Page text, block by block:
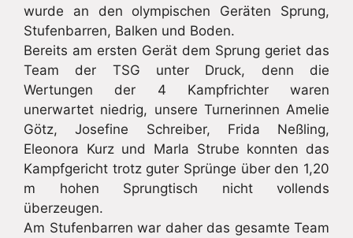
wurde an den olympischen Geräten Sprung,
Stufenbarren, Balken und Boden.
Bereits am ersten Gerät dem Sprung geriet das
Team der TSG unter Druck, denn die
Wertungen der 4 Kampfrichter waren
unerwartet niedrig, unsere Turnerinnen Amelie
Götz, Josefine Schreiber, Frida Neßling,
Eleonora Kurz und Marla Strube konnten das
Kampfgericht trotz guter Sprünge über den 1,20
m hohen Sprungtisch nicht vollends
überzeugen.
Am Stufenbarren war daher das gesamte Team